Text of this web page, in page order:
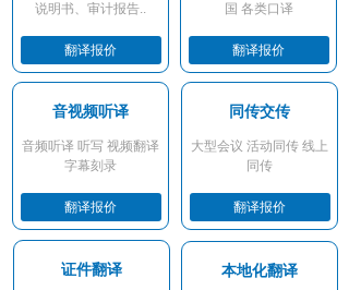
证件翻译
大型会议 活动同传 线上
同传
翻译报价
同传交传
音视频听译
翻译报价
音频听译 听写 视频翻译
字幕刻录
翻译报价
说明书、审计报告..
国 各类口译
翻译报价
本地化翻译